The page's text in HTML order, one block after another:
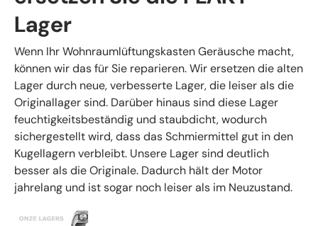
Lager
Wenn Ihr Wohnraumlüftungskasten Geräusche macht,
können wir das für Sie reparieren. Wir ersetzen die alten
Lager durch neue, verbesserte Lager, die leiser als die
Originallager sind. Darüber hinaus sind diese Lager
feuchtigkeitsbeständig und staubdicht, wodurch
sichergestellt wird, dass das Schmiermittel gut in den
Kugellagern verbleibt. Unsere Lager sind deutlich
besser als die Originale. Dadurch hält der Motor
jahrelang und ist sogar noch leiser als im Neuzustand.